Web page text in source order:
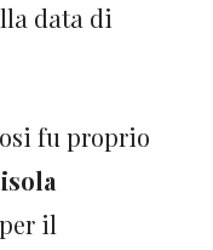
data di
fu proprio
il